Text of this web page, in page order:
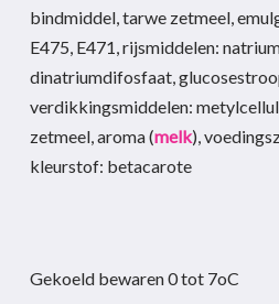
bindmiddel, tarwe zetmeel,
E475, E471, rijsmiddelen:
dinatriumdifosfaat,
verdikkingsmiddelen:
zetmeel, aroma (melk),
kleurstof: betacarote
Gekoeld bewaren 0 tot 7oC